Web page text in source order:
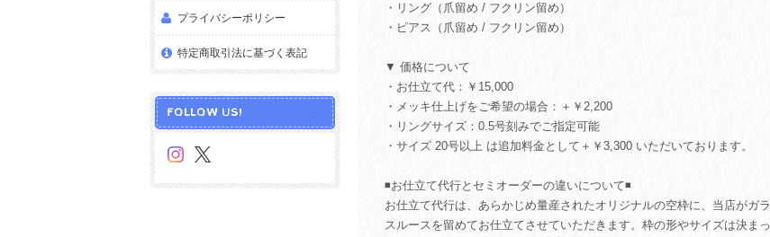
・リング（爪留め / フクリン留め）
・ピアス（爪留め / フクリン留め）
▼ 価格について
・お仕立て代：￥15,000
・メッキ仕上げをご希望の場合：＋￥2,200
・リングサイズ：0.5号刻みでご指定可能
・サイズ 20号以上 は追加料金として＋￥3,300 いただいております。
◾️お仕立て代行とセミオーダーの違いについて◾️
お仕立て代行は、あらかじめ量産されたオリジナルの空枠に、当店がガラ
スルースを留めてお仕立てさせていただきます。枠の形やサイズは決まっ
プライバシーポリシー
特定商取引法に基づく表記
FOLLOW US!